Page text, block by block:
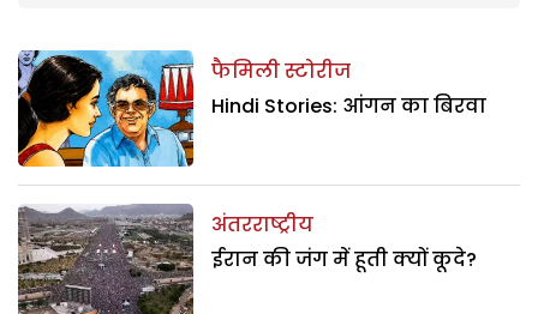
फैमिली स्टोरीज
Hindi Stories: आंगन का बिरवा
अंतरराष्ट्रीय
ईरान की जंग में हूती क्यों कूदे?